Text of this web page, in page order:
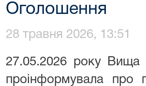
Оголошення
28 травня 2026, 13:51
27.05.2026 року Вища
проінформувала про